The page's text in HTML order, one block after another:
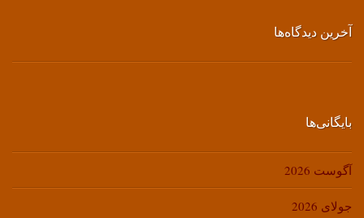
آخرین دیدگاه‌ها
بایگانی‌ها
آگوست 2026
جولای 2026